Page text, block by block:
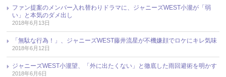
ファン提案のメンバー入れ替わりドラマに、ジャニーズWEST小瀧が「弱
い」と本気のダメ出し
2018年6月13日
「無駄な行為！」、ジャニーズWEST藤井流星が不機嫌顔でロケにキレ気味
2018年6月12日
ジャニーズWEST小瀧望、「外に出たくない」と徹底した雨回避術を明かす
2018年6月6日